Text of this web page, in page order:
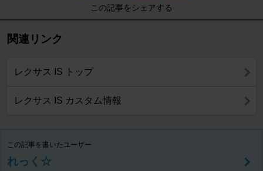
この記事をシェアする
関連リンク
レクサス IS トップ
レクサス IS カスタム情報
この記事を書いたユーザー
れっく☆